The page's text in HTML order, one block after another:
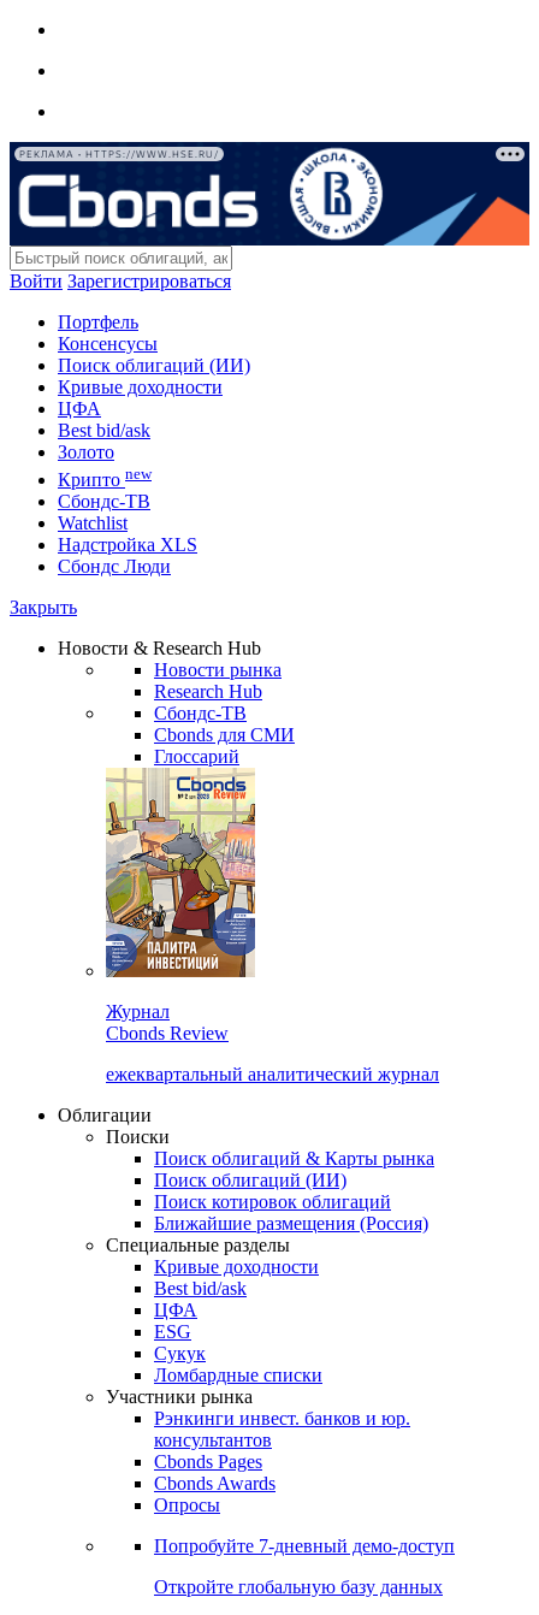
РЕКЛАМА • HTTPS://WWW.HSE.RU/
Войти Зарегистрироваться
Портфель
Консенсусы
Поиск облигаций (ИИ)
Кривые доходности
ЦФА
Best bid/ask
Золото
Крипто new
Сбондс-ТВ
Watchlist
Надстройка XLS
Сбондс Люди
Закрыть
Новости & Research Hub
Новости рынка
Research Hub
Сбондс-ТВ
Cbonds для СМИ
Глоссарий
Журнал
Cbonds Review
ежеквартальный аналитический журнал
Облигации
Поиски
Поиск облигаций & Карты рынка
Поиск облигаций (ИИ)
Поиск котировок облигаций
Ближайшие размещения (Россия)
Специальные разделы
Кривые доходности
Best bid/ask
ЦФА
ESG
Сукук
Ломбардные списки
Участники рынка
Рэнкинги инвест. банков и юр.
консультантов
Cbonds Pages
Cbonds Awards
Опросы
Попробуйте 7-дневный демо-доступ
Откройте глобальную базу данных